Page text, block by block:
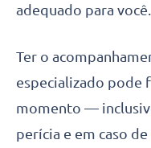
adequado para você.
Ter o
especializado pode
momento —
perícia e em caso